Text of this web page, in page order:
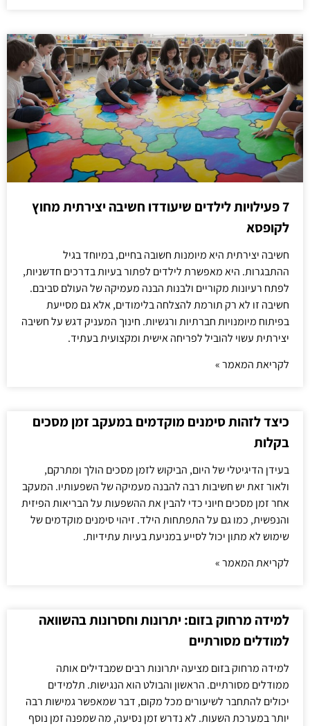
7 פעילויות לילדים שיעודדו חשיבה יצירתית מחוץ
לקופסא
חשיבה יצירתית היא מיומנות חשובה בחיים, במיוחד בגיל
ההתבגרות. היא מאפשרת לילדים לפתור בעיות בדרכים חדשניות,
לפתח רעיונות מקוריים ולבנות הבנה מעמיקה של העולם סביבם.
חשיבה זו לא רק תורמת להצלחה בלימודים, אלא גם מסייעת
בפיתוח מיומנויות חברתיות ורגשיות. חינוך המעניק דגש על חשיבה
יצירתית עשוי להוביל לפריחה אישית ומקצועית בעתיד.
לקריאת המאמר »
כיצד לזהות סימנים מוקדמים במעקב זמן מסכים
בקלות
בעידן הדיגיטלי של היום, הביקוש לזמן מסכים הולך ומתרקם,
ולאור זאת יש חשיבות רבה להבנה מעמיקה של השפעותיו. המעקב
אחר זמן מסכים חיוני כדי להבין את ההשפעות על הבריאות הפיזית
והנפשית, כמו גם על התפתחות הילד. זיהוי סימנים מוקדמים של
שימוש לא מתון יכול לסייע במניעת בעיות עתידיות.
לקריאת המאמר »
למידה מרחוק בזום: יתרונות וחסרונות בהשוואה
למודלים מסורתיים
למידה מרחוק בזום מציעה יתרונות רבים שמבדילים אותה
ממודלים מסורתיים. הראשון והבולט הוא הנגישות. תלמידים
יכולים להתחבר לשיעורים מכל מקום, דבר שמאפשר גמישות רבה
יותר במערכת השעות. לא נדרש זמן נסיעה, מה שמפנה זמן נוסף